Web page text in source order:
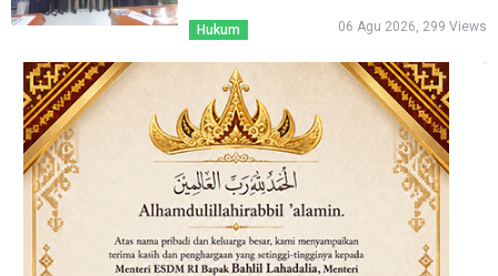
Hukum 06 Agu 2026, 299 Views